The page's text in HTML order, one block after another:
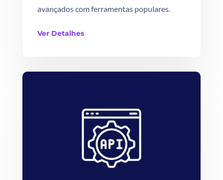
avançados com ferramentas populares.
Ver Detalhes